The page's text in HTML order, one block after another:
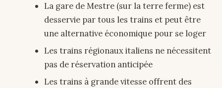
La gare de Mestre (sur la terre ferme) est
desservie par tous les trains et peut être
une alternative économique pour se loger
Les trains régionaux italiens ne nécessitent
pas de réservation anticipée
Les trains à grande vitesse offrent des